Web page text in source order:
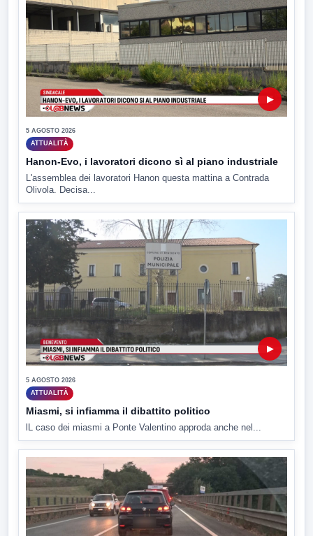
▶
5 AGOSTO 2026
ATTUALITÀ
Hanon-Evo, i lavoratori dicono sì al piano industriale
L'assemblea dei lavoratori Hanon questa mattina a Contrada
Olivola. Decisa...
▶
5 AGOSTO 2026
ATTUALITÀ
Miasmi, si infiamma il dibattito politico
lL caso dei miasmi a Ponte Valentino approda anche nel...